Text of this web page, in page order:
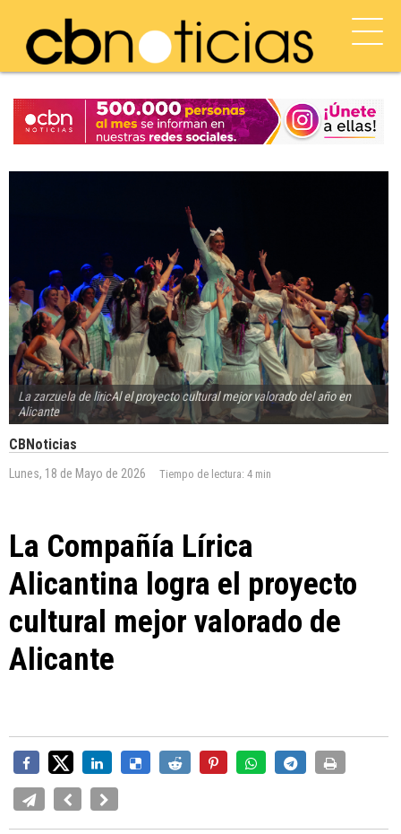
La zarzuela de liricAl el proyecto cultural mejor valorado del año en
Alicante
CBNoticias
Lunes, 18 de Mayo de 2026 Tiempo de lectura: 4 min
La Compañía Lírica
Alicantina logra el proyecto
cultural mejor valorado de
Alicante